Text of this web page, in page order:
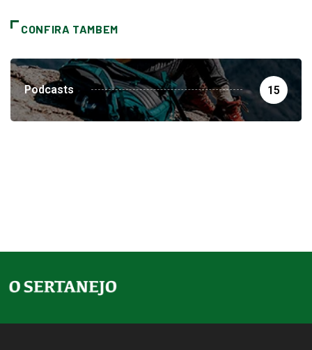
CONFIRA TAMBEM
Podcasts 15